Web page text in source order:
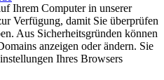
Ihrem Computer in unserer
Verfügung, damit Sie überprüfen
Aus Sicherheitsgründen können
anzeigen oder ändern. Sie
Ihres Browsers